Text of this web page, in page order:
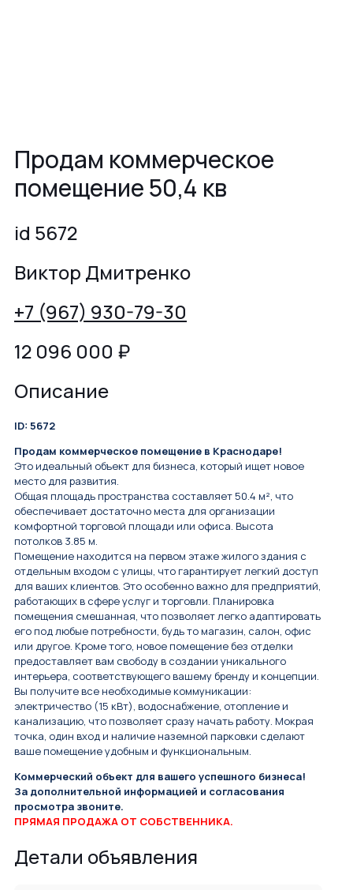
Продам коммерческое
помещение 50,4 кв
id 5672
Виктор Дмитренко
+7 (967) 930-79-30
12 096 000 ₽
Описание
ID: 5672
Продам коммерческое помещение в Краснодаре!
Это идеальный объект для бизнеса, который ищет новое
место для развития.
Общая площадь пространства составляет 50.4 м², что
обеспечивает достаточно места для организации
комфортной торговой площади или офиса. Высота
потолков 3.85 м.
Помещение находится на первом этаже жилого здания с
отдельным входом с улицы, что гарантирует легкий доступ
для ваших клиентов. Это особенно важно для предприятий,
работающих в сфере услуг и торговли. Планировка
помещения смешанная, что позволяет легко адаптировать
его под любые потребности, будь то магазин, салон, офис
или другое. Кроме того, новое помещение без отделки
предоставляет вам свободу в создании уникального
интерьера, соответствующего вашему бренду и концепции.
Вы получите все необходимые коммуникации:
электричество (15 кВт), водоснабжение, отопление и
канализацию, что позволяет сразу начать работу. Мокрая
точка, один вход и наличие наземной парковки сделают
ваше помещение удобным и функциональным.
Коммерческий объект для вашего успешного бизнеса!
За дополнительной информацией и согласования
просмотра звоните.
ПРЯМАЯ ПРОДАЖА ОТ СОБСТВЕННИКА.
Детали объявления